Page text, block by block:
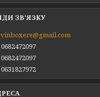
vinboxere@gmail.com
0682472097
0682472097
0631827972